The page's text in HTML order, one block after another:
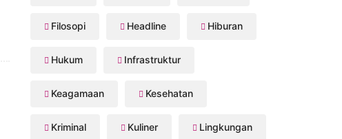
Filosopi Headline Hiburan
Hukum Infrastruktur
Keagamaan Kesehatan
Kriminal Kuliner Lingkungan